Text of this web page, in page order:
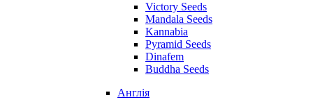
Victory Seeds
Mandala Seeds
Kannabia
Pyramid Seeds
Dinafem
Buddha Seeds
Англія